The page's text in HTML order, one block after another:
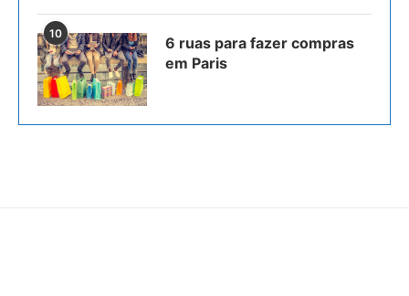
10
6 ruas para fazer compras
em Paris